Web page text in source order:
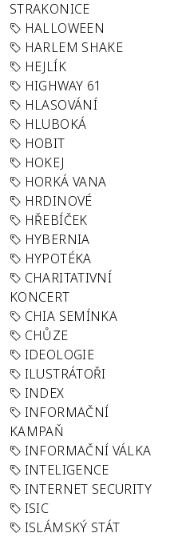
STRAKONICE
HALLOWEEN
HARLEM SHAKE
HEJLÍK
HIGHWAY 61
HLASOVÁNÍ
HLUBOKÁ
HOBIT
HOKEJ
HORKÁ VANA
HRDINOVÉ
HŘEBÍČEK
HYBERNIA
HYPOTÉKA
CHARITATIVNÍ
KONCERT
CHIA SEMÍNKA
CHŮZE
IDEOLOGIE
ILUSTRÁTOŘI
INDEX
INFORMAČNÍ
KAMPAŇ
INFORMAČNÍ VÁLKA
INTELIGENCE
INTERNET SECURITY
ISIC
ISLÁMSKÝ STÁT